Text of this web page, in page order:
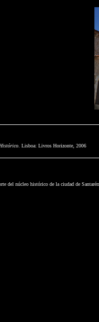
. Lisboa: Livros Horizonte, 2006
del núcleo histórico de la ciudad de